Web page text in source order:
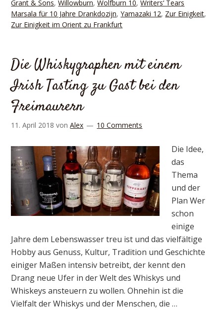
Grant & Sons,Willowburn,Wolfburn 10,Writers‘ Tears
Marsala für 10 Jahre Drankdozijn,Yamazaki 12, Zur Einigkeit,
Zur Einigkeit im Orient zu Frankfurt
Die Whiskygraphen mit einem
Irish Tasting zu Gast bei den
Freimaurern
11. April 2018 vonAlex 10 Comments
Die Idee,
das
Thema
und der
Plan Wer
schon
einige
Jahre dem Lebenswasser treu ist und das vielfältige
Hobby aus Genuss, Kultur, Tradition und Geschichte
einiger Maßen intensiv betreibt, der kennt den
Drang neue Ufer in der Welt des Whiskys und
Whiskeys ansteuern zu wollen. Ohnehin ist die
Vielfalt der Whiskys und der Menschen, die …